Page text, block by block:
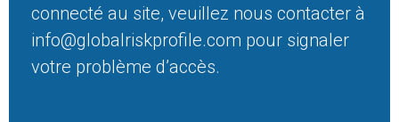
connecté au site, veuillez nous contacter à
info@globalriskprofile.com pour signaler
votre problème d’accès.